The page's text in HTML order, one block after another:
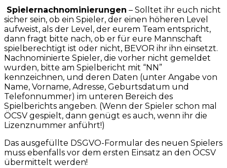
Spielernachnominierungen – Solltet ihr euch nicht
sicher sein, ob ein Spieler, der einen höheren Level
aufweist, als der Level, der eurem Team entspricht,
dann fragt bitte nach, ob er für eure Mannschaft
spielberechtigt ist oder nicht, BEVOR ihr ihn einsetzt.
Nachnominierte Spieler, die vorher nicht gemeldet
wurden, bitte am Spielbericht mit “NN”
kennzeichnen, und deren Daten (unter Angabe von
Name, Vorname, Adresse, Geburtsdatum und
Telefonnummer) im unteren Bereich des
Spielberichts angeben. (Wenn der Spieler schon mal
ÖCSV gespielt, dann genügt es auch, wenn ihr die
Lizenznummer anführt!)
Das ausgefüllte DSGVO-Formular des neuen Spielers
muss ebenfalls vor dem ersten Einsatz an den ÖCSV
übermittelt werden!